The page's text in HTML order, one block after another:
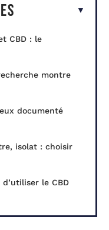
CBD : le
montre
documenté
isolat : choisir
le CBD